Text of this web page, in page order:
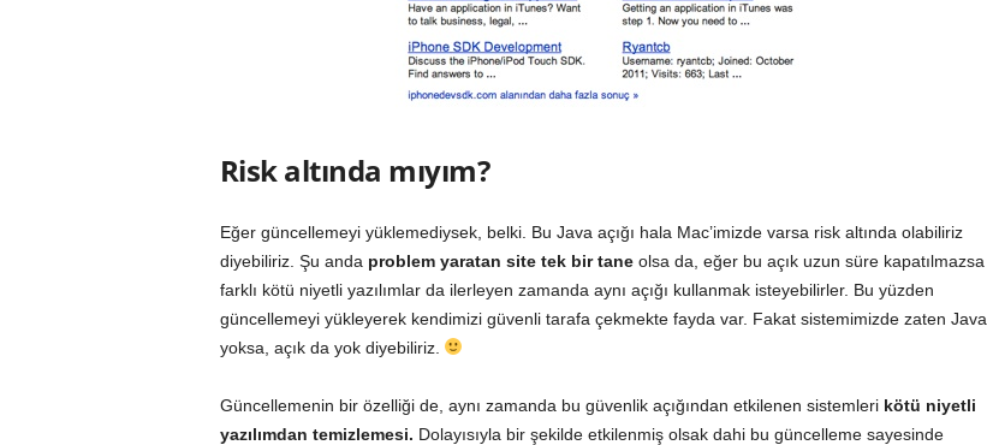
Risk altında mıyım?
Eğer güncellemeyi yüklemediysek, belki. Bu Java açığı hala Mac’imizde varsa risk altında olabiliriz
diyebiliriz. Şu anda problem yaratan site tek bir taneolsa da, eğer bu açık uzun süre kapatılmazsa
farklı kötü niyetli yazılımlar da ilerleyen zamanda aynı açığı kullanmak isteyebilirler. Bu yüzden
güncellemeyi yükleyerek kendimizi güvenli tarafa çekmekte fayda var. Fakat sistemimizde zaten Java
yoksa, açık da yok diyebiliriz.
Güncellemenin bir özelliği de, aynı zamanda bu güvenlik açığından etkilenen sistemleri kötü niyetli
yazılımdan temizlemesi. Dolayısıyla bir şekilde etkilenmiş olsak dahi bu güncelleme sayesinde